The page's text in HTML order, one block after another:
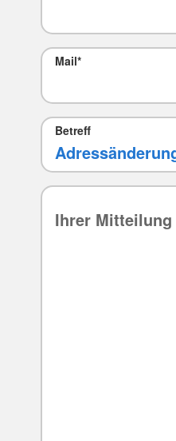
Mail*
Betreff